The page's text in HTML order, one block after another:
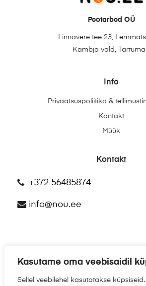
Kasutame oma veebisaidil
Sellel veebilehel kasutatakse küpsiseid.
Peotarbed OÜ
Linnavere tee 23,
Kambja vald,
Info
Privaatsuspoliitika &
Kontakt
Müük
Kontakt
+372 56485874
info@nou.ee
©2025NÕU.EE